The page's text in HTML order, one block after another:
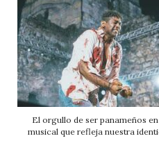
El orgullo de ser panameños
musical que refleja nuestra